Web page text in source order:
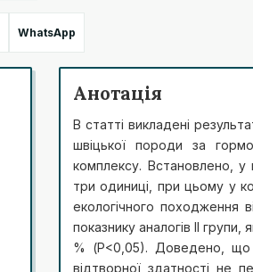
WhatsApp
Анотація
В статті викладені
швіцької породи за
комплексу. Встановлено, у
три одиниці, при цьому у
екологічного походження
показнику аналогів ІІ
% (Р<0,05). Доведено, що у
відтворної здатності не